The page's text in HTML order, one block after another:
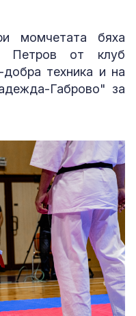
момчетата бяха
Петров от клуб
техника и на
Габрово" за